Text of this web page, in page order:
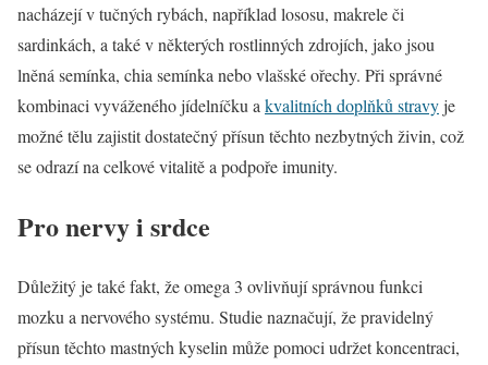
nacházejí v tučných rybách, například lososu, makrele či
sardinkách, a také v některých rostlinných zdrojích, jako jsou
lněná semínka, chia semínka nebo vlašské ořechy. Při správné
kombinaci vyváženého jídelníčku a kvalitních doplňků stravyje
možné tělu zajistit dostatečný přísun těchto nezbytných živin, což
se odrazí na celkové vitalitě a podpoře imunity.
Pro nervy i srdce
Důležitý je také fakt, že omega 3 ovlivňují správnou funkci
mozku a nervového systému. Studie naznačují, že pravidelný
přísun těchto mastných kyselin může pomoci udržet koncentraci,